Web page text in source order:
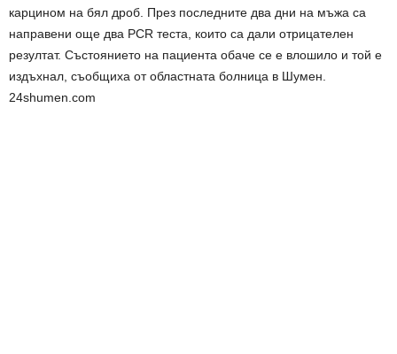
карцином на бял дроб. През последните два дни на мъжа са
направени още два PCR теста, които са дали отрицателен
резултат. Състоянието на пациента обаче се е влошило и той е
издъхнал, съобщиха от областната болница в Шумен.
24shumen.com